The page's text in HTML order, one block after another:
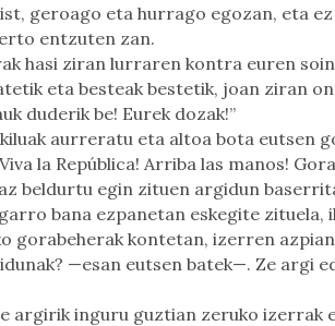
geroago eta hurrago egozan, eta
entzuten zan.
hasi ziran lurraren kontra euren
eta besteak bestetik, joan ziran
duderik be! Eurek dozak!”
aurreratu eta altoa bota eutsen
la República! Arriba las manos!
beldurtu egin zituen argidun
bana ezpanetan eskegite zituela,
gorabeherak kontetan, izerren
—esan eutsen batek—. Ze argi
argirik inguru guztian zeruko izerrak